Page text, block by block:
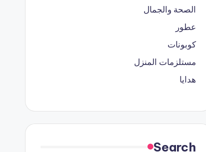
الصحة والجمال
عطور
كوبونات
مستلزمات المنزل
هدايا
Search